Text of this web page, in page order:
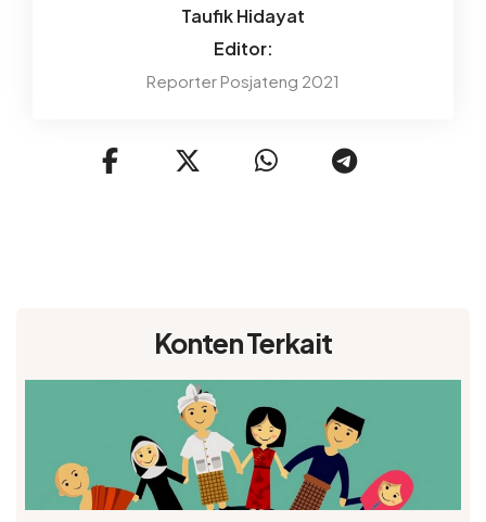
Taufik Hidayat
Editor:
Reporter Posjateng 2021
Konten Terkait